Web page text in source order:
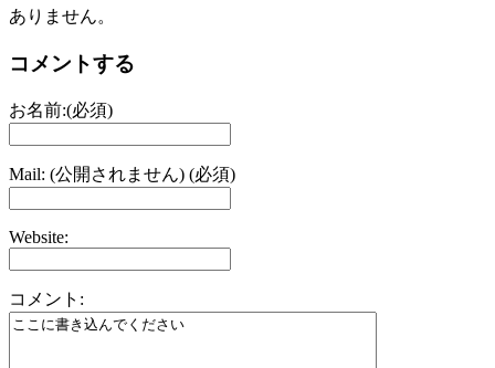
ありません。
コメントする
お名前:(必須)
Mail: (公開されません) (必須)
Website:
コメント: